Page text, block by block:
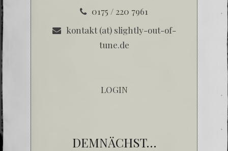
0175 / 220 7961
kontakt (at) slightly-out-of-
tune.de
LOGIN
DEMNÄCHST…